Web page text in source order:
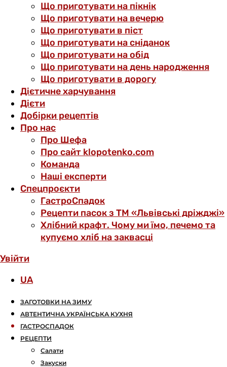
Що приготувати на пікнік
Що приготувати на вечерю
Що приготувати в піст
Що приготувати на сніданок
Що приготувати на обід
Що приготувати на день народження
Що приготувати в дорогу
Дієтичне харчування
Дієти
Добірки рецептів
Про нас
Про Шефа
Про сайт klopotenko.com
Команда
Наші експерти
Спецпроєкти
ГастроСпадок
Рецепти пасок з ТМ «Львівські дріжджі»
Хлібний крафт. Чому ми їмо, печемо та
купуємо хліб на заквасці
Увійти
UA
ЗАГОТОВКИ НА ЗИМУ
АВТЕНТИЧНА УКРАЇНСЬКА КУХНЯ
ГАСТРОСПАДОК
РЕЦЕПТИ
Салати
Закуски